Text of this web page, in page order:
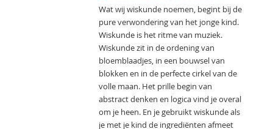
Wat wij wiskunde noemen, begint bij de
pure verwondering van het jonge kind.
Wiskunde is het ritme van muziek.
Wiskunde zit in de ordening van
bloemblaadjes, in een bouwsel van
blokken en in de perfecte cirkel van de
volle maan. Het prille begin van
abstract denken en logica vind je overal
om je heen. En je gebruikt wiskunde als
je met je kind de ingrediënten afmeet